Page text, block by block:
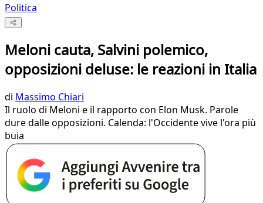
Politica
Meloni cauta, Salvini polemico,
opposizioni deluse: le reazioni in Italia
di Massimo Chiari
Il ruolo di Meloni e il rapporto con Elon Musk. Parole
dure dalle opposizioni. Calenda: l'Occidente vive l'ora più
buia